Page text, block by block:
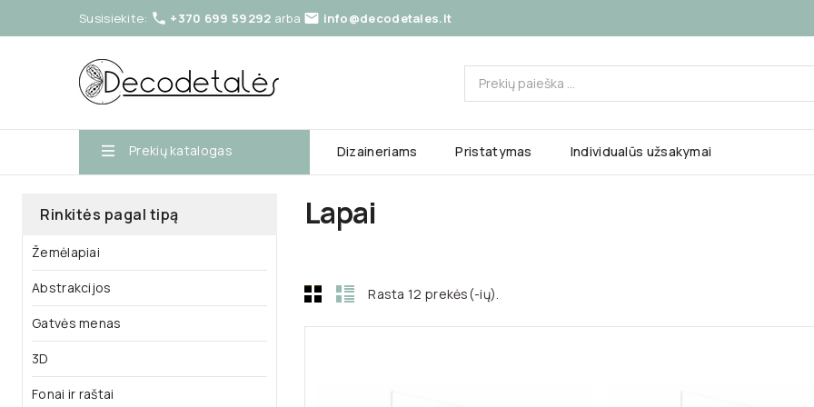
Susisiekite:  +370 699 59292 arba  info@decodetales.lt
Prekių katalogas Dizaineriams Pristatymas Individualūs užsakymai
Rinkitės pagal tipą
Žemėlapiai
Abstrakcijos
Gatvės menas
3D
Fonai ir raštai
Lapai
Rasta 12 prekės(-ių).